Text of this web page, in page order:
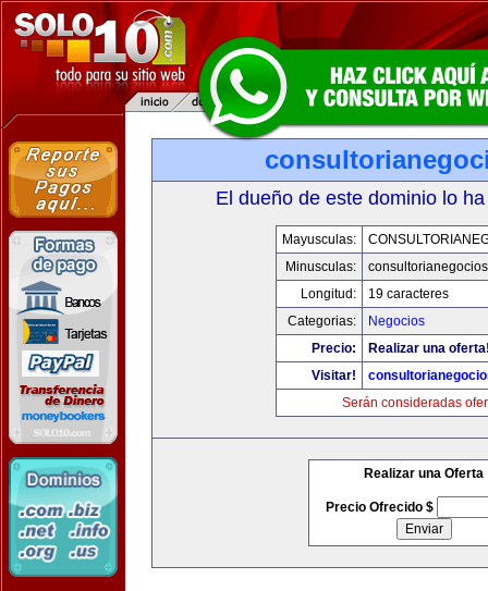
El dueño de este dominio lo
Mayusculas:
Minusculas:
Longitud:
19 caracteres
Categorias:
Negocios
Precio:
Realizar una
Visitar!
Serán consideradas
Realizar una Oferta
Precio Ofrecido $